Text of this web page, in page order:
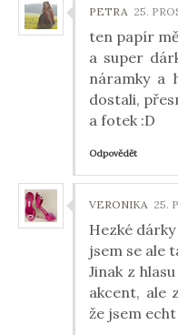
PETRA 25.
ten papír
a super
náramky a
dostali,
a fotek :D
Odpovědět
VERONIKA 25.
Hezké
jsem se ale
Jinak z
akcent, ale
že jsem